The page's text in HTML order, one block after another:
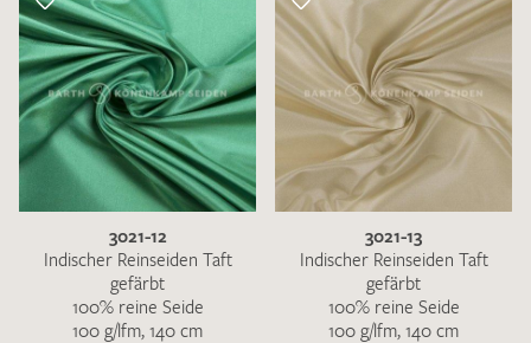
3021-12
Indischer Reinseiden Taft
gefärbt
100% reine Seide
100 g/lfm, 140 cm
3021-13
Indischer Reinseiden Taft
gefärbt
100% reine Seide
100 g/lfm, 140 cm